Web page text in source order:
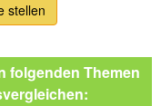
stellen
folgenden Themen